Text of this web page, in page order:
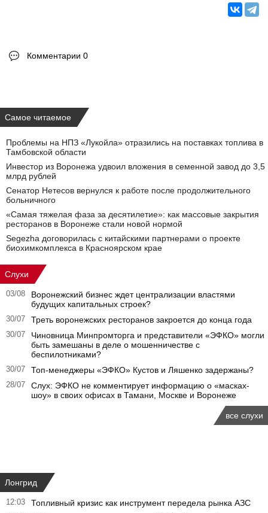
Комментарии 0
Самое читаемое
Проблемы на НПЗ «Лукойла» отразились на поставках топлива в
Тамбовской области
Инвестор из Воронежа удвоил вложения в семенной завод до 3,5
млрд рублей
Сенатор Нетесов вернулся к работе после продолжительного
больничного
«Самая тяжелая фаза за десятилетие»: как массовые закрытия
ресторанов в Воронеже стали новой нормой
Segezha договорилась с китайскими партнерами о проекте
биохимкомплекса в Красноярском крае
Слухи
03/08
Воронежский бизнес ждет централизации властями
будущих капитальных строек?
30/07 Треть воронежских ресторанов закроется до конца года
30/07
Чиновница Минпромторга и представители «ЭФКО» могли
быть замешаны в деле о мошенничестве с
беспилотниками?
30/07 Топ-менеджеры «ЭФКО» Кустов и Ляшенко задержаны?
28/07
Слух: ЭФКО не комментирует информацию о «масках-
шоу» в своих офисах в Тамани, Москве и Воронеже
все слухи
Лонгрид
12:03 Топливный кризис как инструмент передела рынка АЗС